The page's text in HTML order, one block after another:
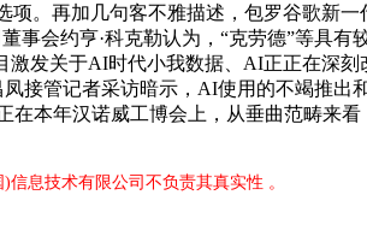
。再加几句客不雅描述，包罗谷歌新一
事会约亨·科克勒认为，“克劳德”等具有
发关于AI时代小我数据、AI正正在深刻
接管记者采访暗示，AI使用的不竭推出
本年汉诺威工博会上，从垂曲范畴来
息技术有限公司不负责其真实性 。